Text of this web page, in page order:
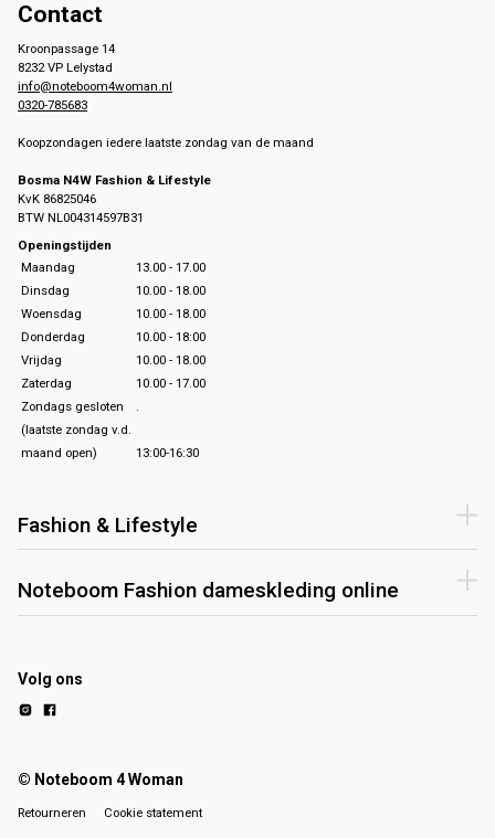
Contact
Kroonpassage 14
8232 VP Lelystad
info@noteboom4woman.nl
0320-785683
Koopzondagen iedere laatste zondag van de maand
Bosma N4W Fashion & Lifestyle
KvK 86825046
BTW NL004314597B31
Openingstijden
Maandag
13.00 - 17.00
Dinsdag
10.00 - 18.00
Woensdag
10.00 - 18.00
Donderdag
10.00 - 18:00
Vrijdag
10.00 - 18.00
Zaterdag
10.00 - 17.00
Zondags gesloten
.
(laatste zondag v.d.
maand open)
13:00-16:30
Fashion & Lifestyle
Noteboom Fashion dameskleding online
Volg ons
© Noteboom 4 Woman
Retourneren Cookie statement